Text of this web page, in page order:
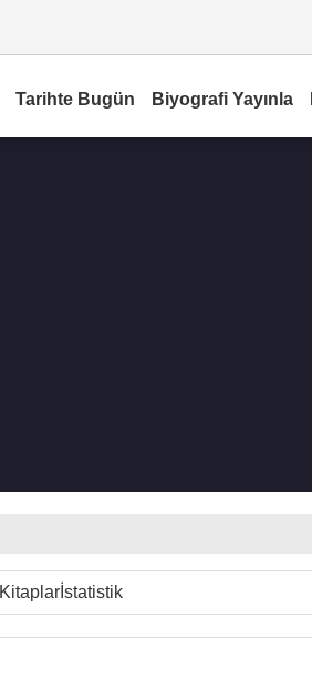
Tarihte Bugün Biyografi Yayınla
Kitaplar İstatistik